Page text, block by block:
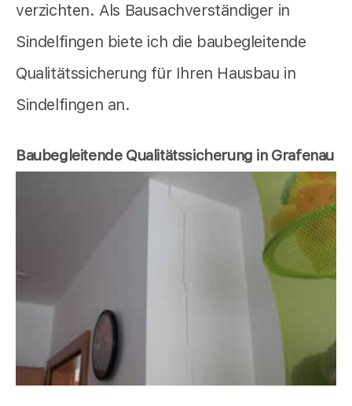
verzichten. Als Bausachverständiger in
Sindelfingen biete ich die baubegleitende
Qualitätssicherung für Ihren Hausbau in
Sindelfingen an.
Baubegleitende Qualitätssicherung in Grafenau